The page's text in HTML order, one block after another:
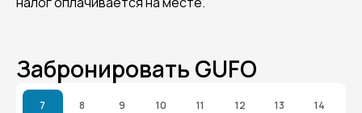
Забронировать GUFO
7 8 9 10 11 12 13 14